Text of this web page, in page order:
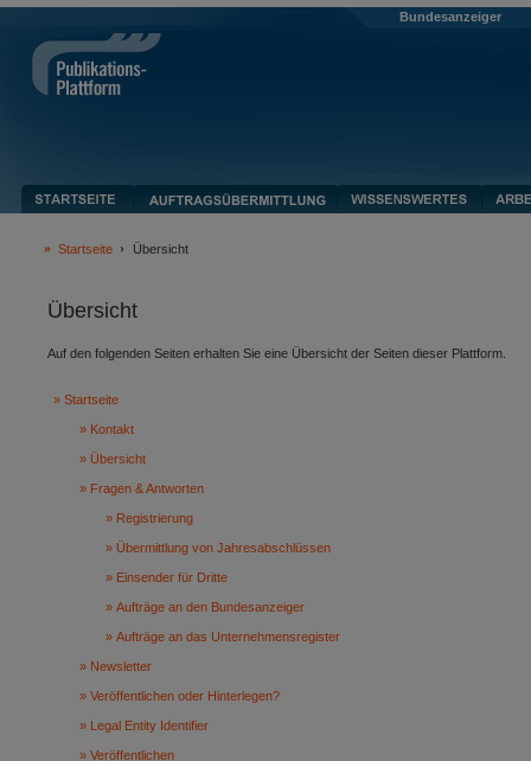
Bundesanzeiger
Startseite Übersicht
Übersicht
Auf den folgenden Seiten erhalten Sie eine Übersicht der Seiten dieser Plattform.
Startseite
Kontakt
Übersicht
Fragen & Antworten
Registrierung
Übermittlung von Jahresabschlüssen
Einsender für Dritte
Aufträge an den Bundesanzeiger
Aufträge an das Unternehmensregister
Newsletter
Veröffentlichen oder Hinterlegen?
Legal Entity Identifier
Veröffentlichen